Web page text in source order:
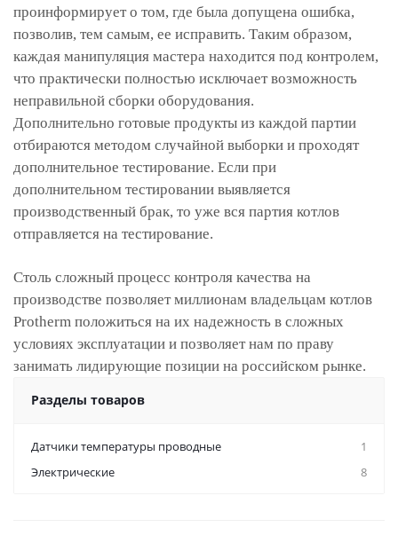
проинформирует о том, где была допущена ошибка,
позволив, тем самым, ее исправить. Таким образом,
каждая манипуляция мастера находится под контролем,
что практически полностью исключает возможность
неправильной сборки оборудования.
Дополнительно готовые продукты из каждой партии
отбираются методом случайной выборки и проходят
дополнительное тестирование. Если при
дополнительном тестировании выявляется
производственный брак, то уже вся партия котлов
отправляется на тестирование.
Столь сложный процесс контроля качества на
производстве позволяет миллионам владельцам котлов
Protherm положиться на их надежность в сложных
условиях эксплуатации и позволяет нам по праву
занимать лидирующие позиции на российском рынке.
Разделы товаров
Датчики температуры проводные
1
Электрические
8